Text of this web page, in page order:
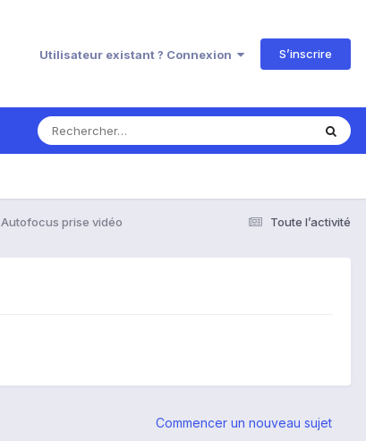
Utilisateur existant ? Connexion S’inscrire
Toute l’activité
Autofocus prise vidéo
Commencer un nouveau sujet